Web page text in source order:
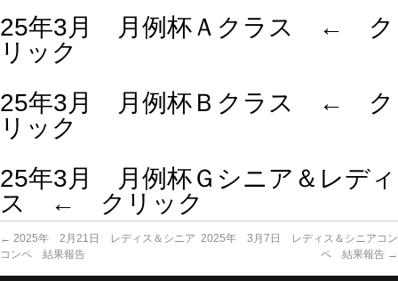
25年3月 月例杯Ａクラス ← ク
リック
25年3月 月例杯Ｂクラス ← ク
リック
25年3月 月例杯Ｇシニア＆レディ
ス ← クリック
← 2025年 2月21日 レディス＆シニア
コンペ 結果報告
2025年 3月7日 レディス＆シニアコン
ペ 結果報告 →